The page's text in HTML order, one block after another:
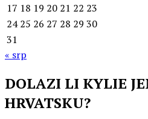
17 18 19 20 21 22 23
24 25 26 27 28 29 30
31
« srp
DOLAZI LI KYLIE
HRVATSKU?